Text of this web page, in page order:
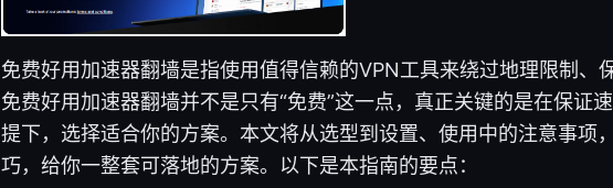
免费好用加速器翻墙是指使用值得信赖的VPN工具来绕过地理限制、
免费好用加速器翻墙并不是只有“免费”这一点，真正关键的是在保证
提下，选择适合你的方案。本文将从选型到设置、使用中的注意事项
巧，给你一整套可落地的方案。以下是本指南的要点：